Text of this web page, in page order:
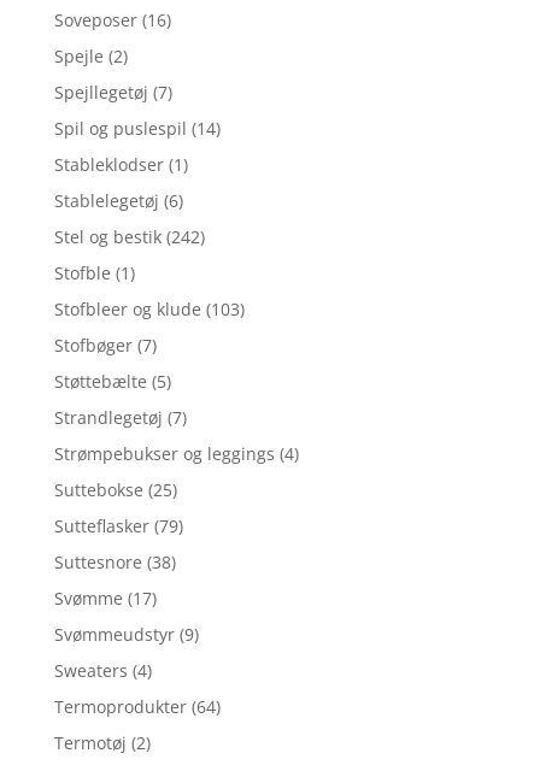
Soveposer (16)
Spejle (2)
Spejllegetøj (7)
Spil og puslespil (14)
Stableklodser (1)
Stablelegetøj (6)
Stel og bestik (242)
Stofble (1)
Stofbleer og klude (103)
Stofbøger (7)
Støttebælte (5)
Strandlegetøj (7)
Strømpebukser og leggings (4)
Suttebokse (25)
Sutteflasker (79)
Suttesnore (38)
Svømme (17)
Svømmeudstyr (9)
Sweaters (4)
Termoprodukter (64)
Termotøj (2)